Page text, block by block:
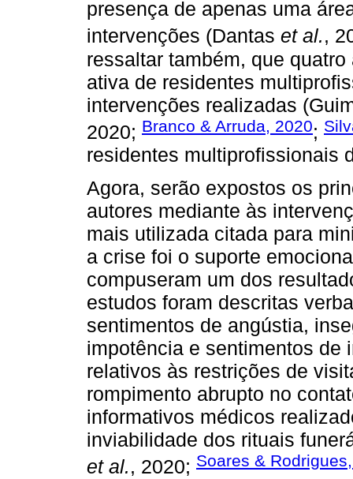
presença de apenas uma
intervenções (Dantas et al.,
ressaltar também, que
ativa de residentes
intervenções realizadas
2020; Branco & Arruda, 2020;
residentes multiprofissionais
Agora, serão expostos os
autores mediante às
mais utilizada citada para
a crise foi o suporte
compuseram um dos
estudos foram descritas
sentimentos de angústia,
impotência e sentimentos de
relativos às restrições de
rompimento abrupto no
informativos médicos
inviabilidade dos rituais
et al., 2020; Soares &